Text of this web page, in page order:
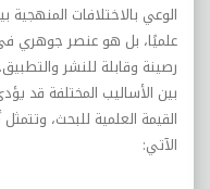
الوعي بالاختلافات المنهجية
علميًا، بل هو عنصر جوهري
رصينة وقابلة للنشر
بين الأساليب المختلفة قد
القيمة العلمية للبحث،
الآتي: